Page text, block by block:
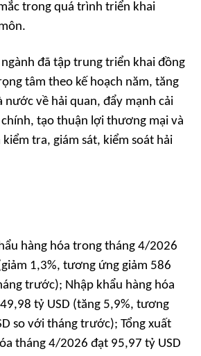
trong quá trình triển khai
đã tập trung triển khai đồng
tâm theo kế hoạch năm, tăng
nước về hải quan, đẩy mạnh cải
tạo thuận lợi thương mại và
kiểm tra, giám sát, kiểm soát hải
hàng hóa trong tháng 4/2026
1,3%, tương ứng giảm 586
trước); Nhập khẩu hàng hóa
tỷ USD (tăng 5,9%, tương
so với tháng trước); Tổng xuất
tháng 4/2026 đạt 95,97 tỷ USD